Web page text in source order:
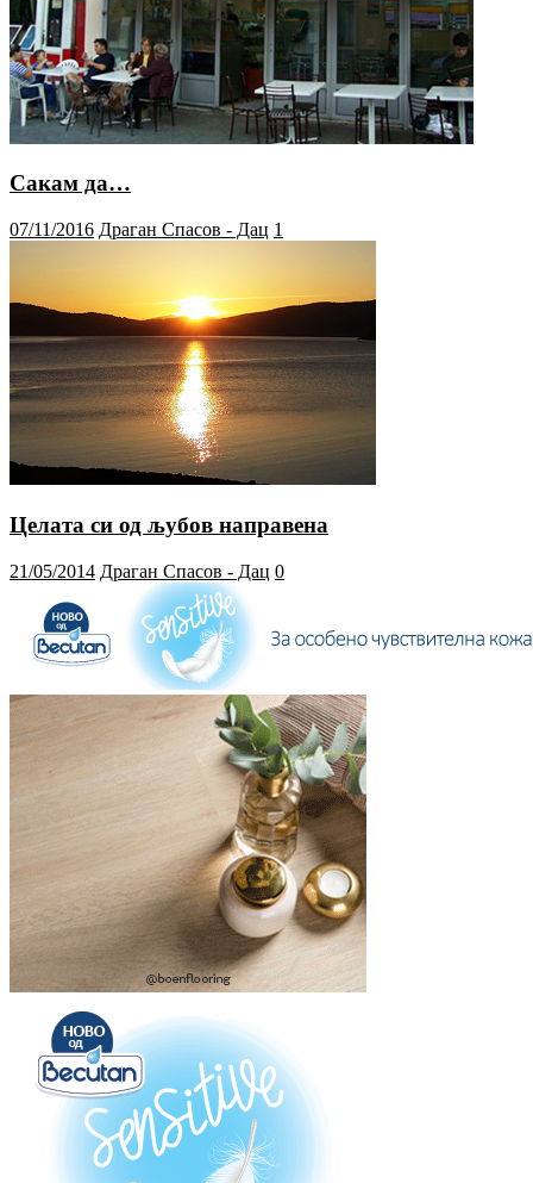
Сакам да…
07/11/2016 Драган Спасов - Дац 1
Целата си од љубов направена
21/05/2014 Драган Спасов - Дац 0